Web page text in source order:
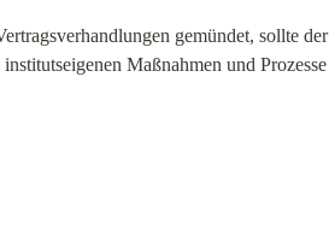
gemündet, sollte der
Maßnahmen und Prozesse